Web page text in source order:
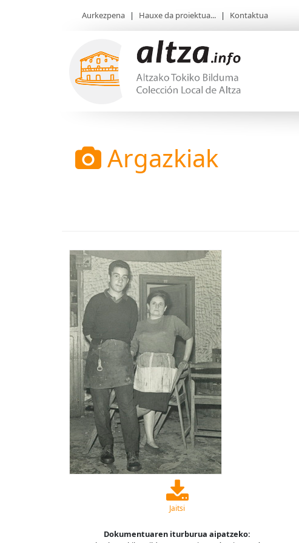
Aurkezpena | Hauxe da proiektua... | Kontaktua
Argazkiak
Jaitsi
Dokumentuaren iturburua aipatzeko: